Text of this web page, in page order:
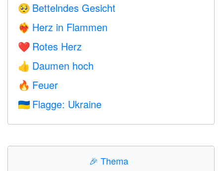
🥺 Bettelndes Gesicht
❤️‍🔥 Herz in Flammen
❤️ Rotes Herz
👍 Daumen hoch
🔥 Feuer
🇺🇦 Flagge: Ukraine
🎉 Thema